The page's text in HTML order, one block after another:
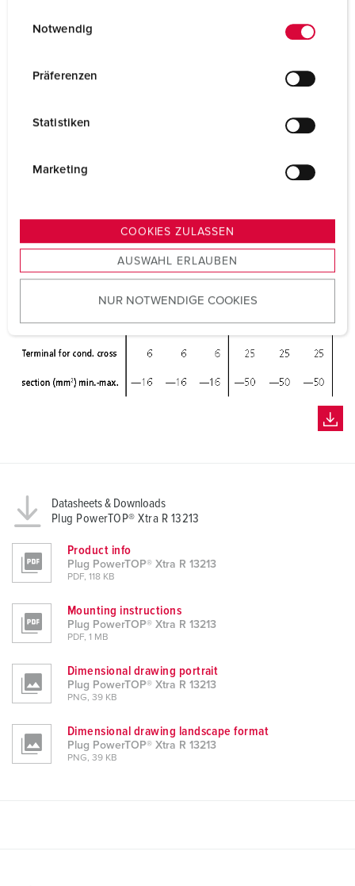
s
u
w
h
l
Notwendig
Präferenzen
Statistiken
Marketing
COOKIES ZULASSEN
AUSWAHL ERLAUBEN
NUR NOTWENDIGE COOKIES
Datasheets & Downloads
Plug PowerTOP® Xtra R 13213
Product info
Plug PowerTOP® Xtra R 13213
PDF, 118 KB
Mounting instructions
Plug PowerTOP® Xtra R 13213
PDF, 1 MB
Dimensional drawing portrait
Plug PowerTOP® Xtra R 13213
PNG, 39 KB
Dimensional drawing landscape format
Plug PowerTOP® Xtra R 13213
PNG, 39 KB